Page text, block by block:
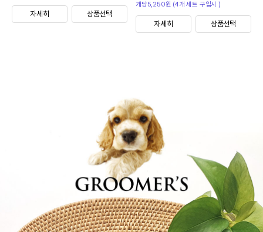
자세히 상품선택
개당5,250원 (4개 세트 구입시 )
자세히 상품선택